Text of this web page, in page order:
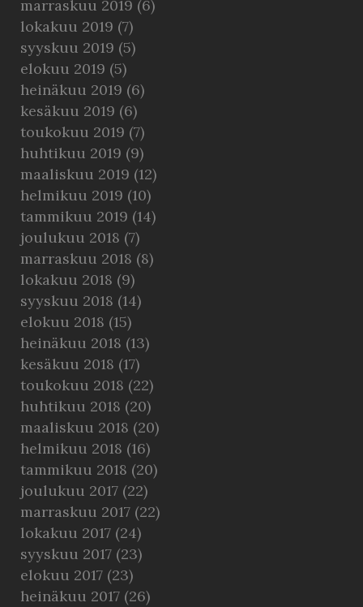
marraskuu 2019 (6)
lokakuu 2019 (7)
syyskuu 2019 (5)
elokuu 2019 (5)
heinäkuu 2019 (6)
kesäkuu 2019 (6)
toukokuu 2019 (7)
huhtikuu 2019 (9)
maaliskuu 2019 (12)
helmikuu 2019 (10)
tammikuu 2019 (14)
joulukuu 2018 (7)
marraskuu 2018 (8)
lokakuu 2018 (9)
syyskuu 2018 (14)
elokuu 2018 (15)
heinäkuu 2018 (13)
kesäkuu 2018 (17)
toukokuu 2018 (22)
huhtikuu 2018 (20)
maaliskuu 2018 (20)
helmikuu 2018 (16)
tammikuu 2018 (20)
joulukuu 2017 (22)
marraskuu 2017 (22)
lokakuu 2017 (24)
syyskuu 2017 (23)
elokuu 2017 (23)
heinäkuu 2017 (26)